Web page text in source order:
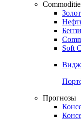
Soft
Прогнозы